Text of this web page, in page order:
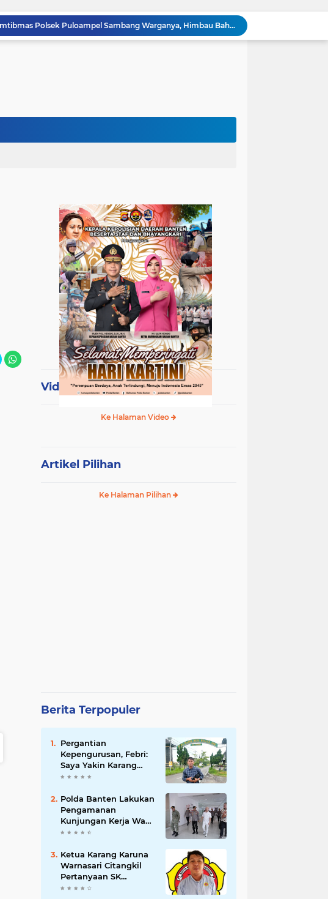
Bhabinkamtibmas Polsek Puloampel Sambang Warganya, Himbau Bahaya Bakar Sampah dan Sosialisasikan Layanan 110
Sispam Mako, Kesiapsiagaan Personil Piket Polsek Puloampel Antisipasi Segala Bentuk Gangguan
Pelayanan Prima kepada Masyarakat, Anggota Polsek Puloampel Laksanakan Gatur Lalu Lintas
Video Terpopuler
Ke Halaman Video
Artikel Pilihan
Ke Halaman Pilihan
Berita Terpopuler
Pergantian
Kepengurusan, Febri:
Saya Yakin Karang
Taruna Wanakarsa
Kepemimpinan Bung
Entus Jauh Membawa
Manfaat
Polda Banten Lakukan
Pengamanan
Kunjungan Kerja Wakil
Presiden RI
Ketua Karang Karuna
Warnasari Citangkil
Pertanyaan SK
Karetaker dan Urgensi